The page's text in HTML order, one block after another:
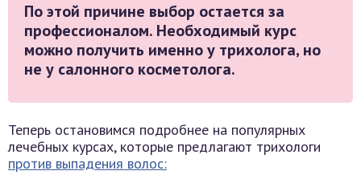
По этой причине выбор остается за
профессионалом. Необходимый курс
можно получить именно у трихолога, но
не у салонного косметолога.
Теперь остановимся подробнее на популярных
лечебных курсах, которые предлагают трихологи
против выпадения волос: